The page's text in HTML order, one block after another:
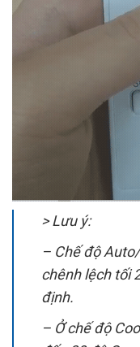
> Lưu ý:
– Chế độ
chênh lệch tối
định.
– Ở chế độ